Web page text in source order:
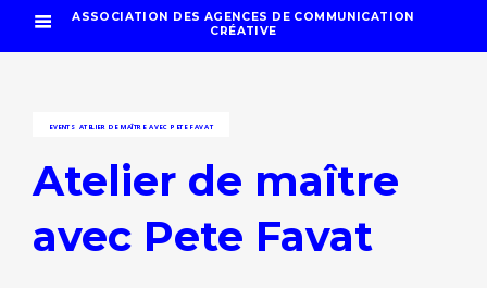
ASSOCIATION DES AGENCES DE COMMUNICATION
CRÉATIVE
EVENTS ATELIER DE MAÎTRE AVEC PETE FAVAT
Atelier de maître
avec Pete Favat